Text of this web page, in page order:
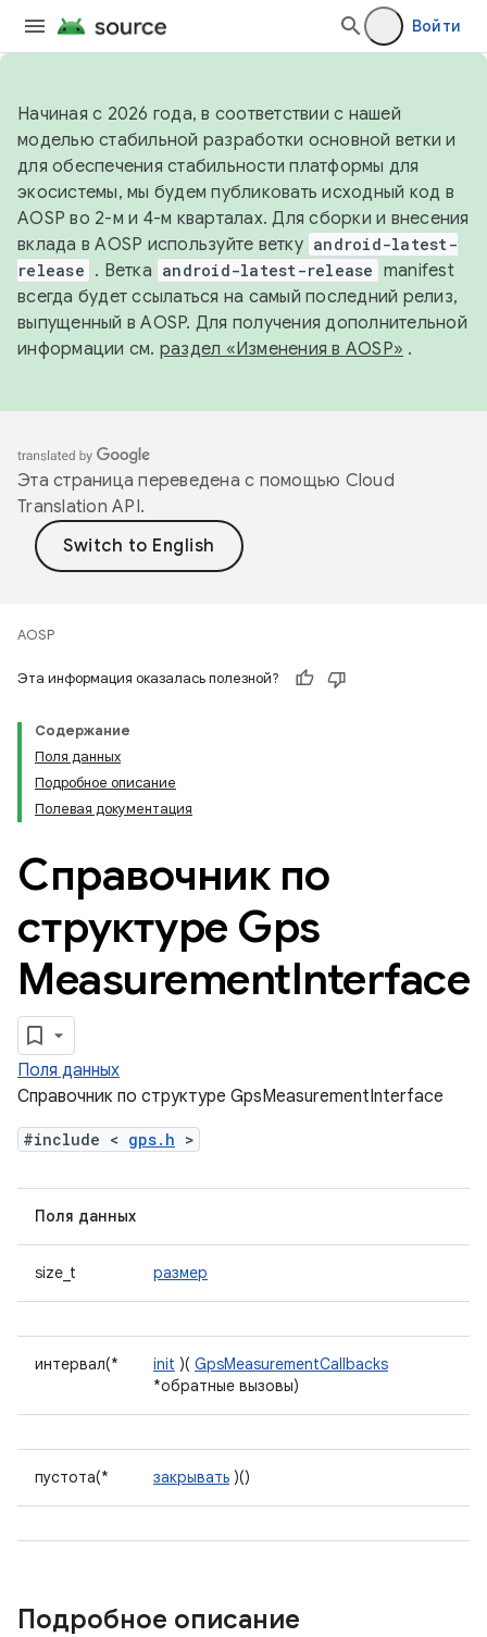
Войти
Начиная с 2026 года, в соответствии с нашей
моделью стабильной разработки основной ветки и
для обеспечения стабильности платформы для
экосистемы, мы будем публиковать исходный код в
AOSP во 2-м и 4-м кварталах. Для сборки и внесения
вклада в AOSP используйте ветку android-latest-
release . Ветка android-latest-release manifest
всегда будет ссылаться на самый последний релиз,
выпущенный в AOSP. Для получения дополнительной
информации см. раздел «Изменения в AOSP» .
Эта страница переведена с помощью Cloud
Translation API.
AOSP
Эта информация оказалась полезной?
Содержание
Поля данных
Подробное описание
Полевая документация
Справочник по
структуре Gps
MeasurementInterface
Поля данных
Справочник по структуре GpsMeasurementInterface
#include < gps.h >
Поля данных
size_t размер
интервал(* init )( GpsMeasurementCallbacks
*обратные вызовы)
пустота(* закрывать )()
Подробное описание